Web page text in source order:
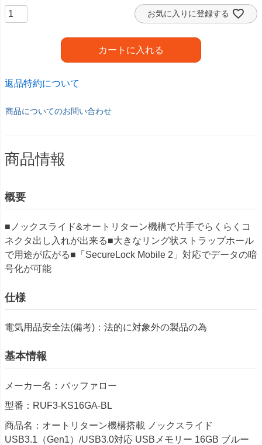
お気に入りに登録する
カートに入れる
返品特約について
商品についてのお問い合わせ
商品情報
概要
■ノックスライド&オートリターン機構で片手でらくらくコ
ネクタ出し入れが出来る■大きなリング状ストラップホール
で用途が広がる■「SecureLock Mobile 2」対応でデータの暗
号化が可能
仕様
電気用品安全法(備考)：法的に対象外の製品の為
基本情報
メーカー名：バッファロー
型番：RUF3-KS16GA-BL
商品名：オートリターン機構搭載 ノックスライド
USB3.1（Gen1）/USB3.0対応 USBメモリー 16GB ブルー